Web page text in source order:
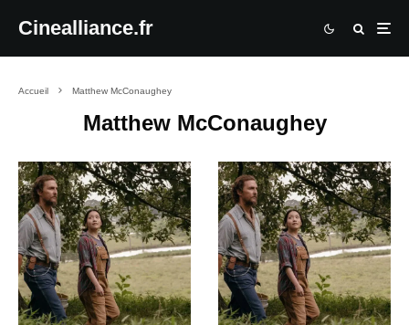
Cinealliance.fr
Accueil Matthew McConaughey
Matthew McConaughey